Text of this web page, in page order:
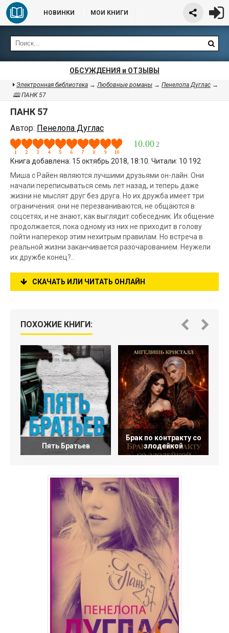
НОВИНКИ МОИ КНИГИ
ОБСУЖДЕНИЯ и ОТЗЫВЫ
Электронная библиотека →Любовные романы → Пенелопа Дуглас →
🕮 ПАНК 57
ПАНК 57
Автор: Пенелопа Дуглас
10.00 2
Книга добавлена: 15 октябрь 2018, 18:10. Читали: 10 192
Миша с Райен являются лучшими друзьями он-лайн. Они
начали переписываться семь лет назад, и теперь даже
жизни не мыслят друг без друга. Но их дружба имеет три
ограничения: они не перезваниваются, не общаются в
соцсетях, и не знают, как выглядит собеседник. Их общение
продолжается, пока одному из них не приходит в голову
пойти наперекор этим нехитрым правилам. Но встреча в
реальной жизни заканчивается разочарованием. Неужели
их дружбе конец?..
СКАЧАТЬ ИЛИ ЧИТАТЬ ОНЛАЙН
ПОХОЖИЕ КНИГИ:
Пять Братьев
Брак по контракту со
злодейкой